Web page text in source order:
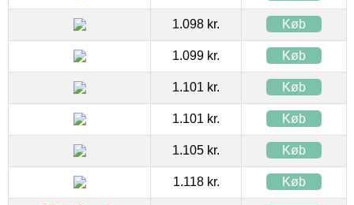
1.098 kr. Køb
1.099 kr. Køb
1.101 kr. Køb
1.101 kr. Køb
1.105 kr. Køb
1.118 kr. Køb